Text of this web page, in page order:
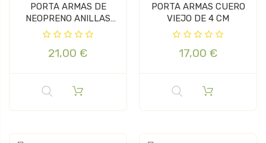
PORTA ARMAS DE
NEOPRENO ANILLAS
INCORPORADAS
21,00 €
PORTA ARMAS CUERO
VIEJO DE 4 CM
17,00 €